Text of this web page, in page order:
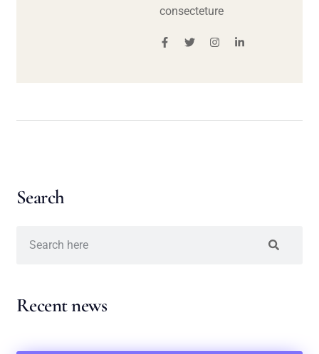
consecteture
Search
Recent news